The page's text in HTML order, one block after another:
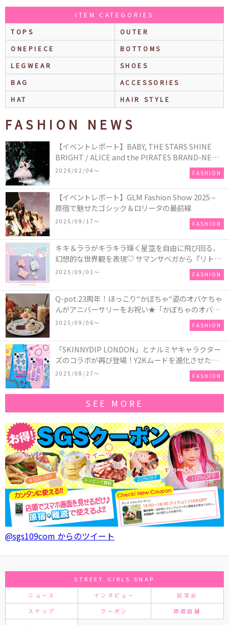
ITEM CATEGORIES
TOPS
OUTER
ONEPIECE
BOTTOMS
LEGWEAR
SHOES
BAG
ACCESSORIES
HAT
HAIR STYLE
FASHION NEWS
【イベントレポート】BABY, THE STARS SHINE
BRIGHT / ALICE and the PIRATES BRAND-NEW
COLLECTION in TOKYO
2026/02/04〜 FASHION
【イベントレポート】GLM Fashion Show 2025 –
原宿で魅せたゴシック＆ロリータの最前線
2025/09/17〜 FASHION
キキ＆ララがキラキラ輝く星空を自由に飛び回る、
幻想的な世界観を表現♡ サマンサベガから『リトル
ツインスターズ』50周年アニバーサリーイヤー』を
2025/09/01〜 FASHION
Q-pot.23周年！ほっこり“かぼちゃ“姿のオバケちゃ
んがアニバーサリーをお祝い★「かぼちゃのオバケ
ーキアクセサリー」が新発売！Q-pot CAFE.では
「かぼちゃのオバケーキプレート」も登場
2025/09/06〜 FASHION
「SKINNYDIP LONDON」とナルミヤキャラクター
ズのコラボが再び登場！Y2Kムードを進化させた新
作コレクションを発売♪
2025/08/27〜 FASHION
SEE MORE
@sgs109com からのツイート
STREET GIRLS SNAP
ニュース インタビュー 試写会
スナップ クーポン 原宿店舗